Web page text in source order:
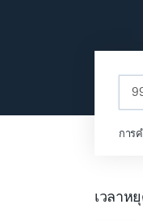
การ
เวลาห